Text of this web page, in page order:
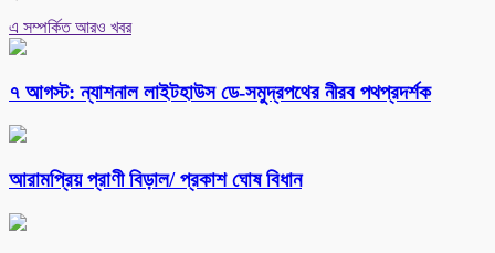
এ সম্পর্কিত আরও খবর
৭ আগস্ট: ন্যাশনাল লাইটহাউস ডে-সমুদ্রপথের নীরব পথপ্রদর্শক
আরামপ্রিয় প্রাণী বিড়াল/ প্রকাশ ঘোষ বিধান